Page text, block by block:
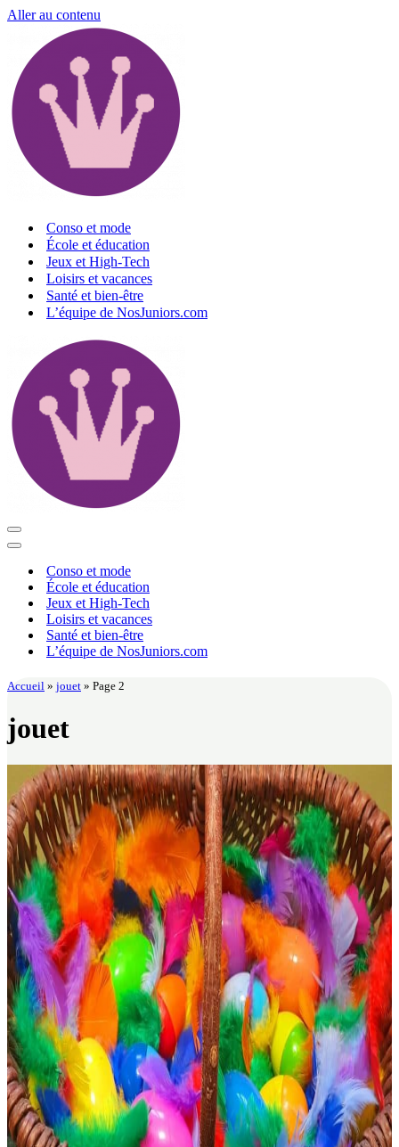
Aller au contenu
Conso et mode
École et éducation
Jeux et High-Tech
Loisirs et vacances
Santé et bien-être
L’équipe de NosJuniors.com
Menu
de
Menu
navigationConso et mode
École et éducation
Jeux et High-Tech
Loisirs et vacances
Santé et bien-être
L’équipe de NosJuniors.com
Accueil » jouet » Page 2
jouet